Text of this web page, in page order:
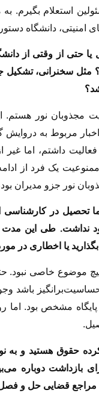
استعلام
امنیتی، دانشگاه
حتی از وقتی از
مثل سخنرانی، تشکیل
مجذوبان نور هستم.
مربوط به دروایش
داشتم، اما غیر
یک فرد از
نور جزو مدیران
تحصیل در کارشناسی
نداشت. طی این مدت
یا اخطاری در
موضوع خاصی
حساسیت‌برانگیز باشد
مشخص بود. اما
حقوق هستید و به
بازداشت دوباره
مراجع قضایی حل و